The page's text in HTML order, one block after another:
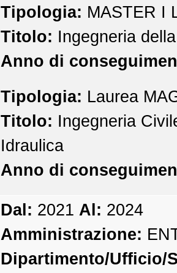
Tipologia: MASTER I
Titolo: Ingegneria
Anno di
Tipologia: Laurea
Titolo: Ingegneria
Idraulica
Anno di
Dal: 2021 Al: 2024
Amministrazione:
Dipartimento/Ufficio/